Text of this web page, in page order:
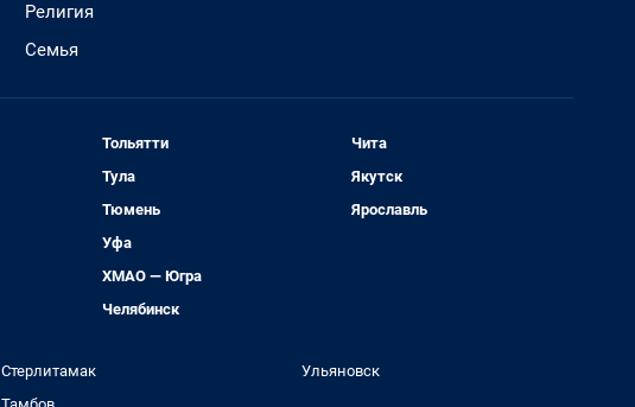
Религия
Семья
Тольятти
Тула
Тюмень
Уфа
ХМАО — Югра
Челябинск
Чита
Якутск
Ярославль
Стерлитамак
Ульяновск